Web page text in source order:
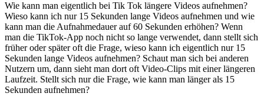
Wie kann man eigentlich bei Tik Tok längere Videos aufnehmen?
Wieso kann ich nur 15 Sekunden lange Videos aufnehmen und wie
kann man die Aufnahmedauer auf 60 Sekunden erhöhen? Wenn
man die TikTok-App noch nicht so lange verwendet, dann stellt sich
früher oder später oft die Frage, wieso kann ich eigentlich nur 15
Sekunden lange Videos aufnehmen? Schaut man sich bei anderen
Nutzern um, dann sieht man dort oft Video-Clips mit einer längeren
Laufzeit. Stellt sich nur die Frage, wie kann man länger als 15
Sekunden aufnehmen?